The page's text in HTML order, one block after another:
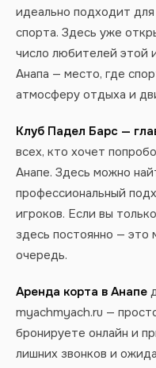
идеально подходит
спорта. Здесь уже
число любителей этой
Анапа — место, где
атмосферу отдыха и
Клуб Падел Барс —
всех, кто хочет
Анапе. Здесь можно
профессиональный
игроков. Если вы
здесь постоянно — это
очередь.
Аренда корта в Анапе
myachmyach.ru —
бронируете онлайн и
лишних звонков и